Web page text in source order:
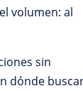
volumen: al
sin
dónde